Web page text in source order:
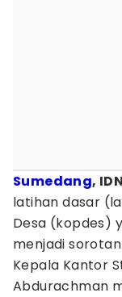
Sumedang,
latihan dasar
Desa (kopdes)
menjadi
Kepala Kantor
Abdurachman